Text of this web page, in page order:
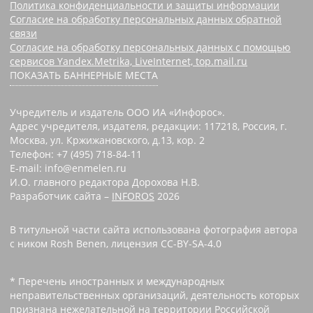
Политика конфиденциальности и защиты информации
Согласие на обработку персональных данных обратной
связи
Согласие на обработку персональных данных с помощью
сервисов Yandex.Metrika, LiveInternet, top.mail.ru
ПОКАЗАТЬ БАННЕРНЫЕ МЕСТА
Учредитель и издатель ООО ИА «Инфорос».
Адрес учредителя, издателя, редакции: 117218, Россия, г.
Москва, ул. Кржижановского, д.13, кор. 2
Телефон: +7 (495) 718-84-11
E-mail: info@enmelen.ru
И.О. главного редактора Дорохова Н.В.
Разработчик сайта – INFOROS 2026
В титульной части сайта использована фотография автора
с ником Rosh Benen, лицензия CC-BY-SA-4.0
* Перечень иностранных и международных
неправительственных организаций, деятельность которых
признана нежелательной на территории Российской